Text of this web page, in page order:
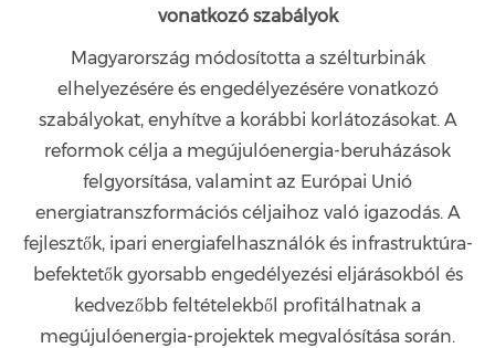
vonatkozó szabályok
Magyarország módosította a szélturbinák
elhelyezésére és engedélyezésére vonatkozó
szabályokat, enyhítve a korábbi korlátozásokat. A
reformok célja a megújulóenergia-beruházások
felgyorsítása, valamint az Európai Unió
energiatranszformációs céljaihoz való igazodás. A
fejlesztők, ipari energiafelhasználók és infrastruktúra-
befektetők gyorsabb engedélyezési eljárásokból és
kedvezőbb feltételekből profitálhatnak a
megújulóenergia-projektek megvalósítása során.